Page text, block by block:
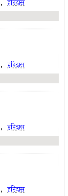
, हरिदास
, हरिदास
, हरिदास
, हरिदास